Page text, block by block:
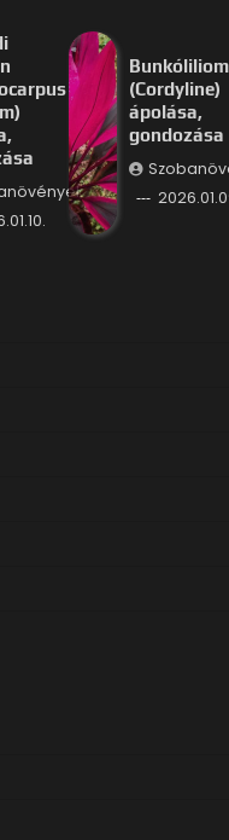
Bunkóliliom
(Cordyline)
ápolása,
gondozása